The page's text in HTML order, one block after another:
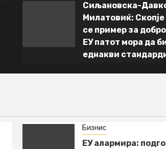
Сиљановска-
Милатовиќ:
се пример за
ЕУ патот мора да
еднакви
Бизнис
ЕУ алармира: